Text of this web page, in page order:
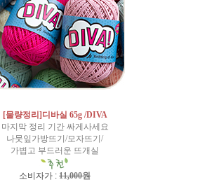
[물량정리]디바실 65g /DIVA
마지막 정리 기간 싸게사세요
나뭇잎가방뜨기/모자뜨기/
가볍고 부드러운 뜨개실
소비자가 : 11,000원